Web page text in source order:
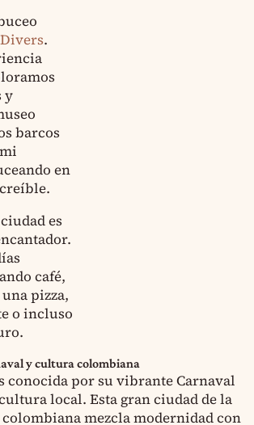
.
y
barcos
en
es
café,
pizza,
o incluso
y cultura colombiana
conocida por su vibrante Carnaval
local. Esta gran ciudad de la
mezcla modernidad con